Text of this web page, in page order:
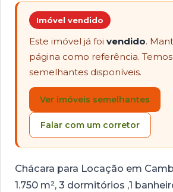
Imóvel vendido
Este imóvel já foi vendido.
página como referência.
semelhantes disponíveis.
Ver imóveis semelhantes
Falar com um corretor
Chácara para Locação em
1.750 m², 3 dormitórios ,1